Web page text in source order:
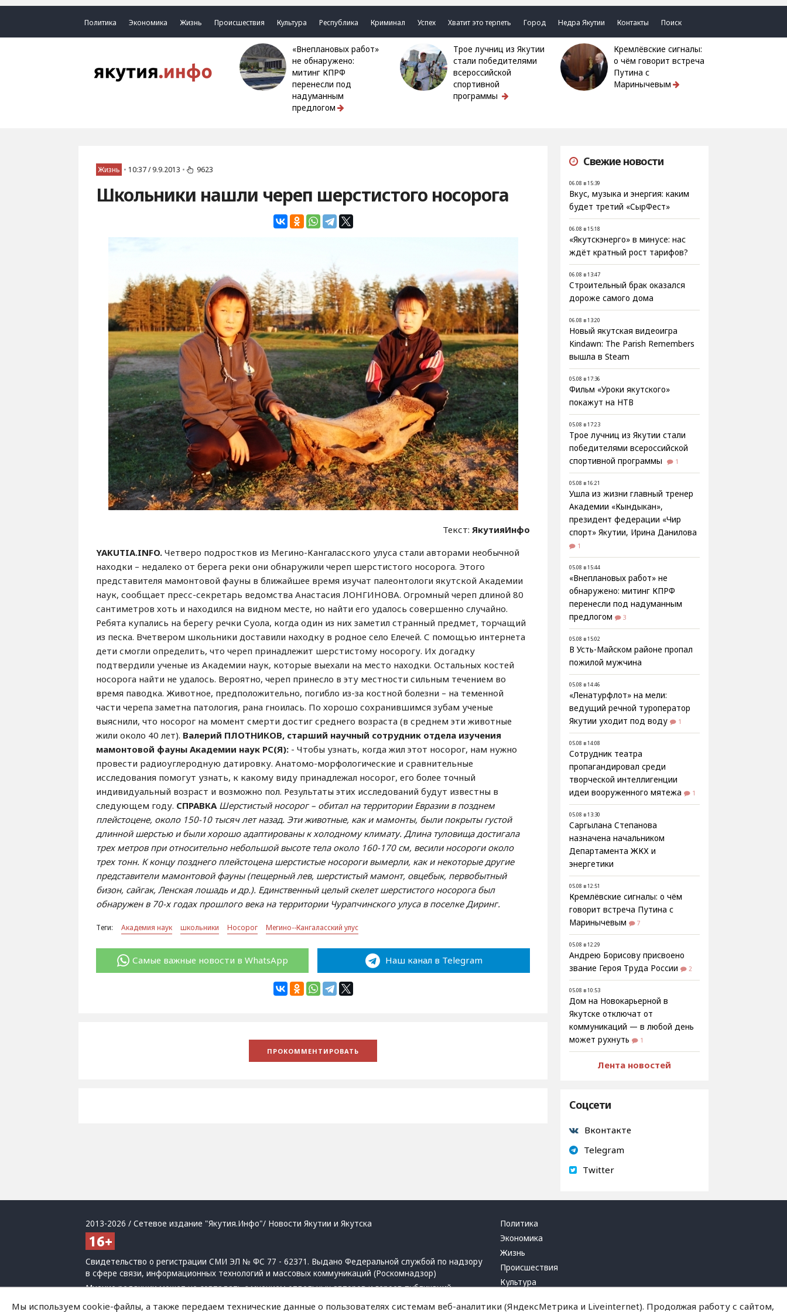
Политика Экономика Жизнь Происшествия Культура Республика Криминал Успех Хватит это терпеть Город Недра Якутии Контакты Поиск
«Внеплановых работ»
не обнаружено:
митинг КПРФ
перенесли под
надуманным
предлогом
Трое лучниц из Якутии
стали победителями
всероссийской
спортивной
программы
Кремлёвские сигналы:
о чём говорит встреча
Путина с
Маринычевым
Жизнь • 10:37 / 9.9.2013 • 9623
Школьники нашли череп шерстистого носорога
Текст:ЯкутияИнфо
YAKUTIA.INFO.Четверо подростков из Мегино-Кангаласского улуса стали авторами необычной
находки – недалеко от берега реки они обнаружили череп шерстистого носорога. Этого
представителя мамонтовой фауны в ближайшее время изучат палеонтологи якутской Академии
наук, сообщает пресс-секретарь ведомства Анастасия ЛОНГИНОВА. Огромный череп длиной 80
сантиметров хоть и находился на видном месте, но найти его удалось совершенно случайно.
Ребята купались на берегу речки Суола, когда один из них заметил странный предмет, торчащий
из песка. Вчетвером школьники доставили находку в родное село Елечей. С помощью интернета
дети смогли определить, что череп принадлежит шерстистому носорогу. Их догадку
подтвердили ученые из Академии наук, которые выехали на место находки. Остальных костей
носорога найти не удалось. Вероятно, череп принесло в эту местности сильным течением во
время паводка. Животное, предположительно, погибло из-за костной болезни – на теменной
части черепа заметна патология, рана гноилась. По хорошо сохранившимся зубам ученые
выяснили, что носорог на момент смерти достиг среднего возраста (в среднем эти животные
жили около 40 лет). Валерий ПЛОТНИКОВ, старший научный сотрудник отдела изучения
мамонтовой фауны Академии наук РС(Я): - Чтобы узнать, когда жил этот носорог, нам нужно
провести радиоуглеродную датировку. Анатомо-морфологические и сравнительные
исследования помогут узнать, к какому виду принадлежал носорог, его более точный
индивидуальный возраст и возможно пол. Результаты этих исследований будут известны в
следующем году. СПРАВКА Шерстистый носорог – обитал на территории Евразии в позднем
плейстоцене, около 150-10 тысяч лет назад. Эти животные, как и мамонты, были покрыты густой
длинной шерстью и были хорошо адаптированы к холодному климату. Длина туловища достигала
трех метров при относительно небольшой высоте тела около 160-170 см, весили носороги около
трех тонн. К концу позднего плейстоцена шерстистые носороги вымерли, как и некоторые другие
представители мамонтовой фауны (пещерный лев, шерстистый мамонт, овцебык, первобытный
бизон, сайгак, Ленская лошадь и др.). Единственный целый скелет шерстистого носорога был
обнаружен в 70-х годах прошлого века на территории Чурапчинского улуса в поселке Диринг.
Теги: Академия наук школьники Носорог Мегино--Кангаласский улус
Самые важные новости в WhatsApp Наш канал в Telegram
Свежие новости
06.08 в 15:39
Вкус, музыка и энергия: каким
будет третий «СырФест»
06.08 в 15:18
«Якутскэнерго» в минусе: нас
ждёт кратный рост тарифов?
06.08 в 13:47
Строительный брак оказался
дороже самого дома
06.08 в 13:20
Новый якутская видеоигра
Kindawn: The Parish Remembers
вышла в Steam
05.08 в 17:36
Фильм «Уроки якутского»
покажут на НТВ
05.08 в 17:23
Трое лучниц из Якутии стали
победителями всероссийской
спортивной программы
1
05.08 в 16:21
Ушла из жизни главный тренер
Академии «Кындыкан»,
президент федерации «Чир
спорт» Якутии, Ирина Данилова
1
05.08 в 15:44
«Внеплановых работ» не
обнаружено: митинг КПРФ
перенесли под надуманным
предлогом
3
05.08 в 15:02
В Усть-Майском районе пропал
пожилой мужчина
05.08 в 14:46
«Ленатурфлот» на мели:
ведущий речной туроператор
Якутии уходит под воду
1
05.08 в 14:08
Сотрудник театра
пропагандировал среди
творческой интеллигенции
идеи вооруженного мятежа
1
05.08 в 13:30
Саргылана Степанова
назначена начальником
Департамента ЖКХ и
энергетики
05.08 в 12:51
Кремлёвские сигналы: о чём
говорит встреча Путина с
Маринычевым
7
05.08 в 12:29
Андрею Борисову присвоено
звание Героя Труда России
2
05.08 в 10:53
Дом на Новокарьерной в
Якутске отключат от
коммуникаций — в любой день
может рухнуть
1
Лента новостей
Соцсети
Вконтакте
Telegram
Twitter
2013-2026 / Сетевое издание "Якутия.Инфо"/ Новости Якутии и Якутска
Свидетельство о регистрации СМИ ЭЛ № ФС 77 - 62371. Выдано Федеральной службой по надзору
в сфере связи, информационных технологий и массовых коммуникаций (Роскомнадзор)
Мнение редакции может не совпадать с мнением отдельных авторов и героев публикаций.
При использовании материалов обязательна активная ссылка на сайт.
Политика
Экономика
Жизнь
Происшествия
Культура
Мы используем cookie-файлы, а также передаем технические данные о пользователях системам веб-аналитики (ЯндексМетрика и Liveinternet). Продолжая работу с сайтом,